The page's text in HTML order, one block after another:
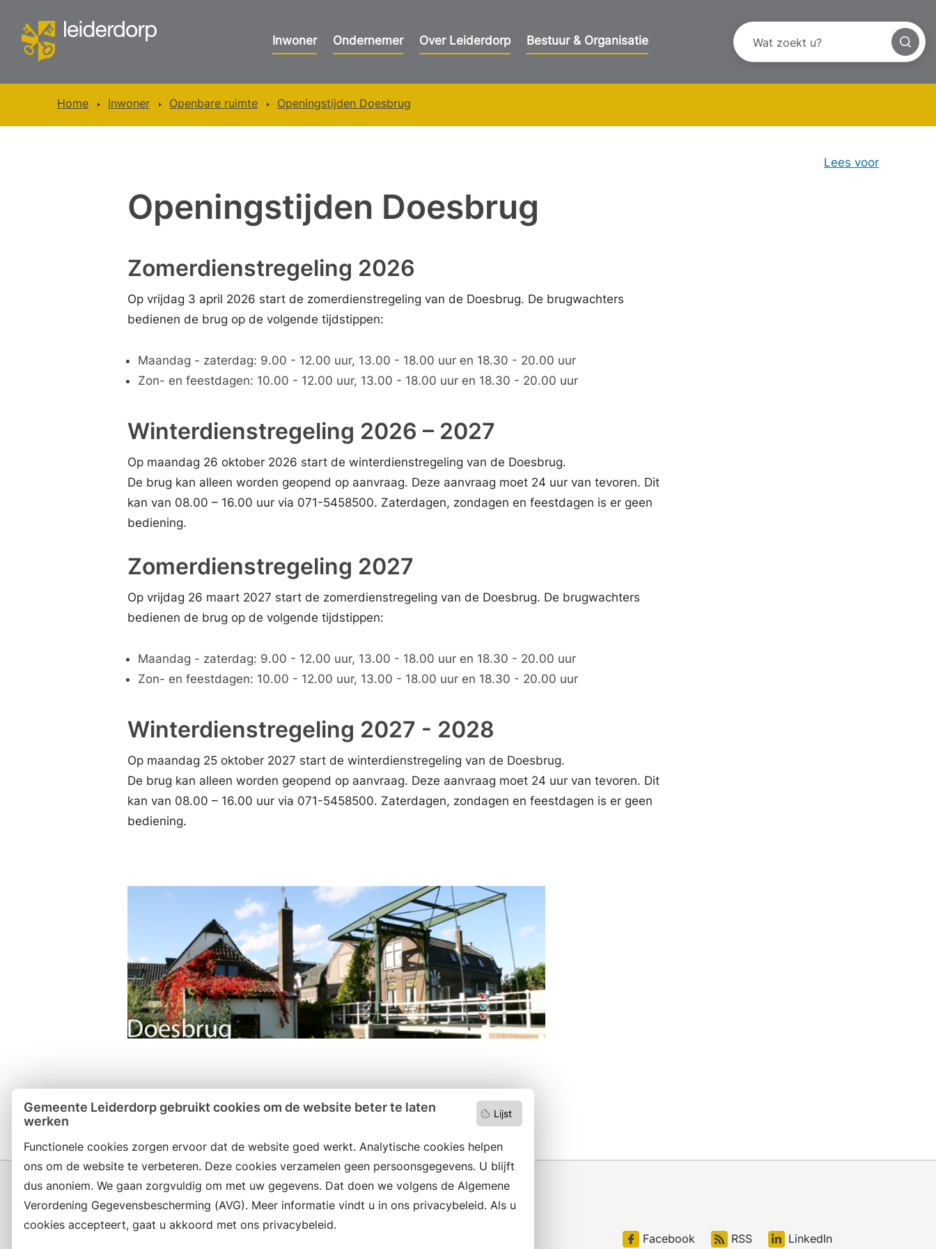
Lijst
Gemeente Leiderdorp gebruikt cookies om de website beter te laten
werken
Functionele cookies zorgen ervoor dat de website goed werkt. Analytische cookies helpen
ons om de website te verbeteren. Deze cookies verzamelen geen persoonsgegevens. U blijft
dus anoniem. We gaan zorgvuldig om met uw gegevens. Dat doen we volgens de Algemene
Verordening Gegevensbescherming (AVG). Meer informatie vindt u in ons privacybeleid. Als u
cookies accepteert, gaat u akkoord met ons privacybeleid.
Inwoner Ondernemer Over Leiderdorp Bestuur & Organisatie
Home Inwoner Openbare ruimte Openingstijden Doesbrug
Lees voor
Openingstijden Doesbrug
Zomerdienstregeling 2026
Op vrijdag 3 april 2026 start de zomerdienstregeling van de Doesbrug. De brugwachters
bedienen de brug op de volgende tijdstippen:
Maandag - zaterdag: 9.00 - 12.00 uur, 13.00 - 18.00 uur en 18.30 - 20.00 uur
Zon- en feestdagen: 10.00 - 12.00 uur, 13.00 - 18.00 uur en 18.30 - 20.00 uur
Winterdienstregeling 2026 – 2027
Op maandag 26 oktober 2026 start de winterdienstregeling van de Doesbrug.
De brug kan alleen worden geopend op aanvraag. Deze aanvraag moet 24 uur van tevoren. Dit
kan van 08.00 – 16.00 uur via 071-5458500. Zaterdagen, zondagen en feestdagen is er geen
bediening.
Zomerdienstregeling 2027
Op vrijdag 26 maart 2027 start de zomerdienstregeling van de Doesbrug. De brugwachters
bedienen de brug op de volgende tijdstippen:
Maandag - zaterdag: 9.00 - 12.00 uur, 13.00 - 18.00 uur en 18.30 - 20.00 uur
Zon- en feestdagen: 10.00 - 12.00 uur, 13.00 - 18.00 uur en 18.30 - 20.00 uur
Winterdienstregeling 2027 - 2028
Op maandag 25 oktober 2027 start de winterdienstregeling van de Doesbrug.
De brug kan alleen worden geopend op aanvraag. Deze aanvraag moet 24 uur van tevoren. Dit
kan van 08.00 – 16.00 uur via 071-5458500. Zaterdagen, zondagen en feestdagen is er geen
bediening.
Facebook RSS LinkedIn